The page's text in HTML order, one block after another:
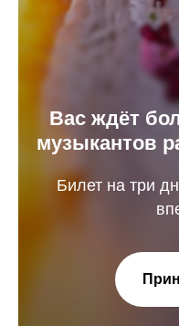
Вас ждёт
музыкантов
Билет на три